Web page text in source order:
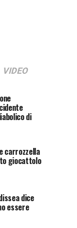
VIDEO
di
carrozzella
giocattolo
dice
essere